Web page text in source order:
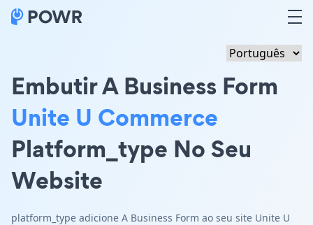
Embutir A Business Form
Unite U Commerce
Platform_type No Seu
Website
platform_type adicione A Business Form ao seu site Unite U